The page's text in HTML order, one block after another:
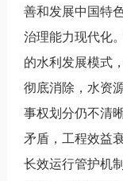
善和发展中国特
治理能力现代化
的水利发展模式
彻底消除，水资
事权划分仍不清
矛盾，工程效益
长效运行管护机